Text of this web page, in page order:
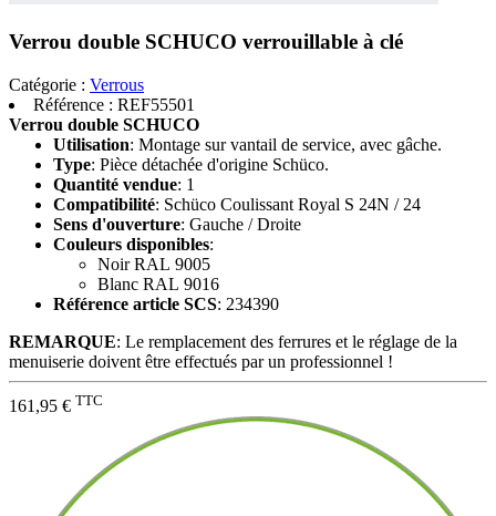
Verrou double SCHUCO verrouillable à clé
Catégorie : Verrous
Référence : REF55501
Verrou double SCHUCO
Utilisation: Montage sur vantail de service, avec gâche.
Type: Pièce détachée d'origine Schüco.
Quantité vendue: 1
Compatibilité: Schüco Coulissant Royal S 24N / 24
Sens d'ouverture: Gauche / Droite
Couleurs disponibles:
Noir RAL 9005
Blanc RAL 9016
Référence article SCS: 234390
REMARQUE: Le remplacement des ferrures et le réglage de la
menuiserie doivent être effectués par un professionnel !
161,95 € TTC